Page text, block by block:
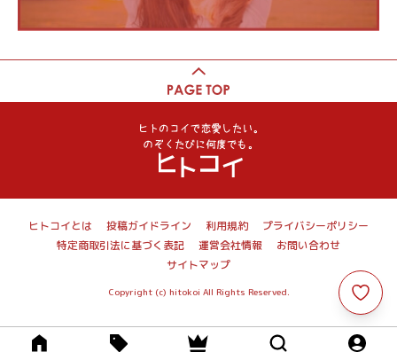
ヒトコイとは 投稿ガイドライン 利用規約
プライバシーポリシー
特定商取引法に基づく表記
運営会社情報
お問い合わせ
サイトマップ
Copyright (c) hitokoi All Rights Reserved.